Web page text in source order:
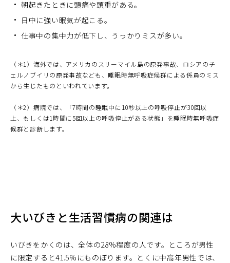
朝起きたときに頭痛や頭重がある。
日中に強い眠気が起こる。
仕事中の集中力が低下し、うっかりミスが多い。
（＊1）海外では、アメリカのスリーマイル島の原発事故、ロシアのチ
ェルノブイリの原発事故なども、睡眠時無呼吸症候群による係員のミス
から生じたものといわれています。
（＊2）病院では、「7時間の睡眠中に10秒以上の呼吸停止が30回以
上、もしくは1時間に5回以上の呼吸停止がある状態」を睡眠時無呼吸症
候群と診断します。
大いびきと生活習慣病の関連は
いびきをかくのは、全体の28%程度の人です。ところが男性
に限定すると41.5%にものぼります。とくに中高年男性では、